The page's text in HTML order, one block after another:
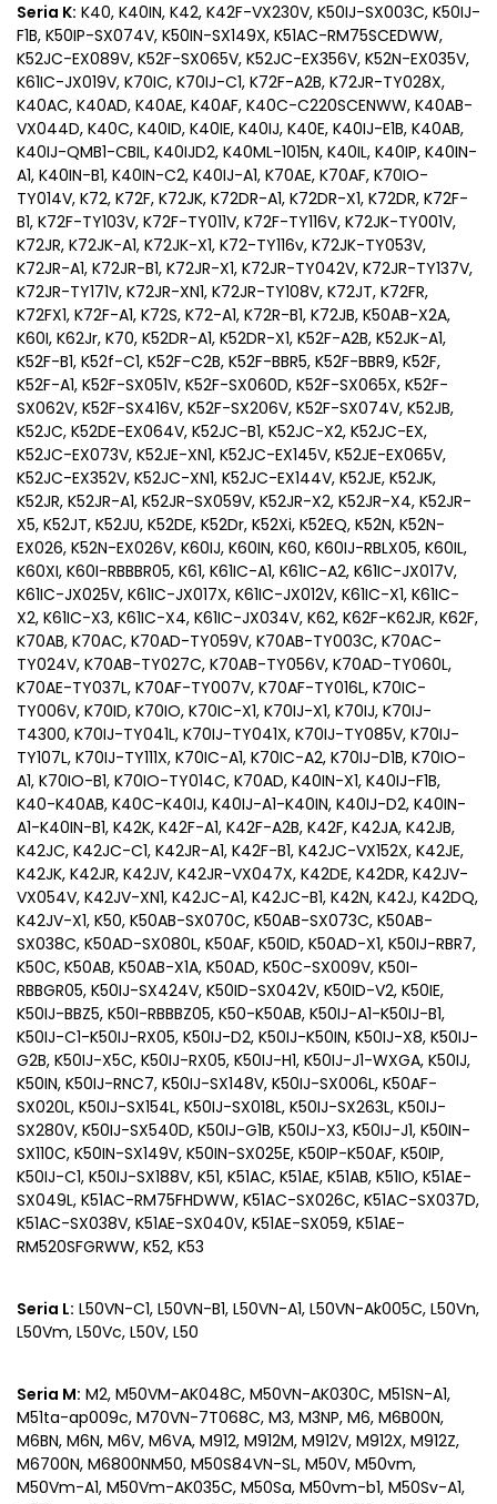
Seria K: K40, K40IN, K42, K42F-VX230V, K50IJ-SX003C, K50IJ-
F1B, K50IP-SX074V, K50IN-SX149X, K51AC-RM75SCEDWW,
K52JC-EX089V, K52F-SX065V, K52JC-EX356V, K52N-EX035V,
K61IC-JX019V, K70IC, K70IJ-C1, K72F-A2B, K72JR-TY028X,
K40AC, K40AD, K40AE, K40AF, K40C-C220SCENWW, K40AB-
VX044D, K40C, K40ID, K40IE, K40IJ, K40E, K40IJ-E1B, K40AB,
K40IJ-QMB1-CBIL, K40IJD2, K40ML-1015N, K40IL, K40IP, K40IN-
A1, K40IN-B1, K40IN-C2, K40IJ-A1, K70AE, K70AF, K70IO-
TY014V, K72, K72F, K72JK, K72DR-A1, K72DR-X1, K72DR, K72F-
B1, K72F-TY103V, K72F-TY011V, K72F-TY116V, K72JK-TY001V,
K72JR, K72JK-A1, K72JK-X1, K72-TY116v, K72JK-TY053V,
K72JR-A1, K72JR-B1, K72JR-X1, K72JR-TY042V, K72JR-TY137V,
K72JR-TY171V, K72JR-XN1, K72JR-TY108V, K72JT, K72FR,
K72FX1, K72F-A1, K72S, K72-A1, K72R-B1, K72JB, K50AB-X2A,
K60I, K62Jr, K70, K52DR-A1, K52DR-X1, K52F-A2B, K52JK-A1,
K52F-B1, K52f-C1, K52F-C2B, K52F-BBR5, K52F-BBR9, K52F,
K52F-A1, K52F-SX051V, K52F-SX060D, K52F-SX065X, K52F-
SX062V, K52F-SX416V, K52F-SX206V, K52F-SX074V, K52JB,
K52JC, K52DE-EX064V, K52JC-B1, K52JC-X2, K52JC-EX,
K52JC-EX073V, K52JE-XN1, K52JC-EX145V, K52JE-EX065V,
K52JC-EX352V, K52JC-XN1, K52JC-EX144V, K52JE, K52JK,
K52JR, K52JR-A1, K52JR-SX059V, K52JR-X2, K52JR-X4, K52JR-
X5, K52JT, K52JU, K52DE, K52Dr, K52Xi, K52EQ, K52N, K52N-
EX026, K52N-EX026V, K60IJ, K60IN, K60, K60IJ-RBLX05, K60IL,
K60XI, K60I-RBBBR05, K61, K61IC-A1, K61IC-A2, K61IC-JX017V,
K61IC-JX025V, K61IC-JX017X, K61IC-JX012V, K61IC-X1, K61IC-
X2, K61IC-X3, K61IC-X4, K61IC-JX034V, K62, K62F-K62JR, K62F,
K70AB, K70AC, K70AD-TY059V, K70AB-TY003C, K70AC-
TY024V, K70AB-TY027C, K70AB-TY056V, K70AD-TY060L,
K70AE-TY037L, K70AF-TY007V, K70AF-TY016L, K70IC-
TY006V, K70ID, K70IO, K70IC-X1, K70IJ-X1, K70IJ, K70IJ-
T4300, K70IJ-TY041L, K70IJ-TY041X, K70IJ-TY085V, K70IJ-
TY107L, K70IJ-TY111X, K70IC-A1, K70IC-A2, K70IJ-D1B, K70IO-
A1, K70IO-B1, K70IO-TY014C, K70AD, K40IN-X1, K40IJ-F1B,
K40-K40AB, K40C-K40IJ, K40IJ-A1-K40IN, K40IJ-D2, K40IN-
A1-K40IN-B1, K42K, K42F-A1, K42F-A2B, K42F, K42JA, K42JB,
K42JC, K42JC-C1, K42JR-A1, K42F-B1, K42JC-VX152X, K42JE,
K42JK, K42JR, K42JV, K42JR-VX047X, K42DE, K42DR, K42JV-
VX054V, K42JV-XN1, K42JC-A1, K42JC-B1, K42N, K42J, K42DQ,
K42JV-X1, K50, K50AB-SX070C, K50AB-SX073C, K50AB-
SX038C, K50AD-SX080L, K50AF, K50ID, K50AD-X1, K50IJ-RBR7,
K50C, K50AB, K50AB-X1A, K50AD, K50C-SX009V, K50I-
RBBGR05, K50IJ-SX424V, K50ID-SX042V, K50ID-V2, K50IE,
K50IJ-BBZ5, K50I-RBBBZ05, K50-K50AB, K50IJ-A1-K50IJ-B1,
K50IJ-C1-K50IJ-RX05, K50IJ-D2, K50IJ-K50IN, K50IJ-X8, K50IJ-
G2B, K50IJ-X5C, K50IJ-RX05, K50IJ-H1, K50IJ-J1-WXGA, K50IJ,
K50IN, K50IJ-RNC7, K50IJ-SX148V, K50IJ-SX006L, K50AF-
SX020L, K50IJ-SX154L, K50IJ-SX018L, K50IJ-SX263L, K50IJ-
SX280V, K50IJ-SX540D, K50IJ-G1B, K50IJ-X3, K50IJ-J1, K50IN-
SX110C, K50IN-SX149V, K50IN-SX025E, K50IP-K50AF, K50IP,
K50IJ-C1, K50IJ-SX188V, K51, K51AC, K51AE, K51AB, K51IO, K51AE-
SX049L, K51AC-RM75FHDWW, K51AC-SX026C, K51AC-SX037D,
K51AC-SX038V, K51AE-SX040V, K51AE-SX059, K51AE-
RM520SFGRWW, K52, K53
Seria L: L50VN-C1, L50VN-B1, L50VN-A1, L50VN-Ak005C, L50Vn,
L50Vm, L50Vc, L50V, L50
Seria M: M2, M50VM-AK048C, M50VN-AK030C, M51SN-A1,
M51ta-ap009c, M70VN-7T068C, M3, M3NP, M6, M6B00N,
M6BN, M6N, M6V, M6VA, M912, M912M, M912V, M912X, M912Z,
M6700N, M6800NM50, M50S84VN-SL, M50V, M50vm,
M50Vm-A1, M50Vm-AK035C, M50Sa, M50vm-b1, M50Sv-A1,